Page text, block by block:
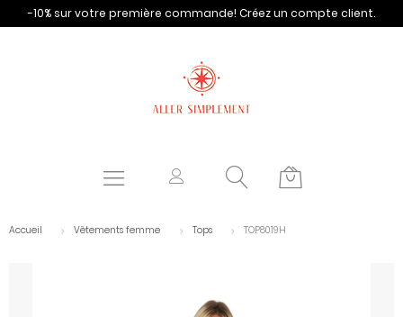
-10% sur votre première commande! Créez un compte client.
Accueil Vêtements femme Tops TOP8019H